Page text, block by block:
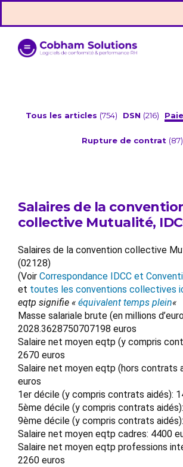
Tous les articles (754) DSN (216) Paie
Rupture de contrat (87)
Salaires de la
collective Mutualité,
Salaires de la convention collective
(02128)
(Voir Correspondance IDCC et
et toutes les conventions collectives
eqtp signifie « équivalent temps plein«
Masse salariale brute (en millions
2028.3628750707198 euros
Salaire net moyen eqtp (y compris
2670 euros
Salaire net moyen eqtp (hors contrats
euros
1er décile (y compris contrats aidés):
5ème décile (y compris contrats
9ème décile (y compris contrats
Salaire net moyen eqtp cadres: 4400
Salaire net moyen eqtp professions
2260 euros